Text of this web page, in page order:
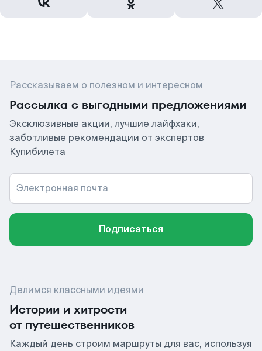
Рассказываем о полезном и интересном
Рассылка с выгодными предложениями
Эксклюзивные акции, лучшие лайфхаки,
заботливые рекомендации от экспертов
Купибилета
Электронная почта
Подписаться
Делимся классными идеями
Истории и хитрости
от путешественников
Каждый день строим маршруты для вас, используя